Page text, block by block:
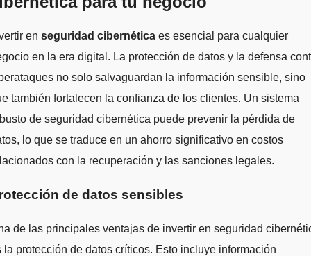
en seguridad cibernética es esencial para cualquier
en la era digital. La protección de datos y la defensa
no solo salvaguardan la información sensible, sino
también fortalecen la confianza de los clientes. Un sistema
de seguridad cibernética puede prevenir la pérdida de
lo que se traduce en un ahorro significativo en costos
con la recuperación y las sanciones legales.
de datos sensibles
de las principales ventajas de invertir en seguridad
la protección de datos críticos. Esto incluye información